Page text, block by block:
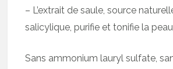
– L’extrait de saule, source
salicylique, purifie et tonifie la
Sans ammonium lauryl sulfate,